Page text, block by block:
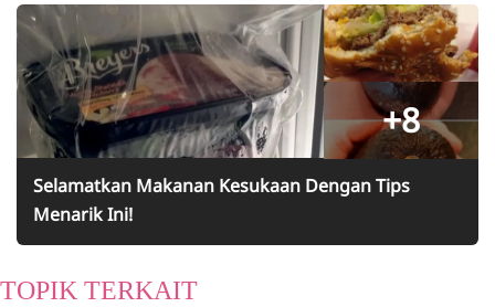
+8
Selamatkan Makanan Kesukaan Dengan Tips
Menarik Ini!
TOPIK TERKAIT